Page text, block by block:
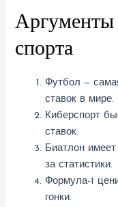
спорта
Футбол —
ставок в мире.
Киберспорт
ставок.
Биатлон имеет
за статистики.
Формула-1
гонки.